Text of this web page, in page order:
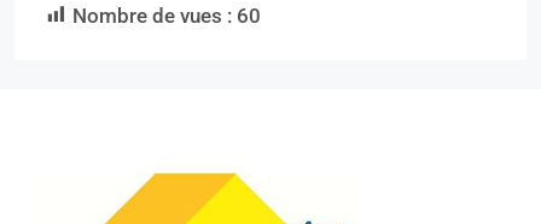
Nombre de vues : 60